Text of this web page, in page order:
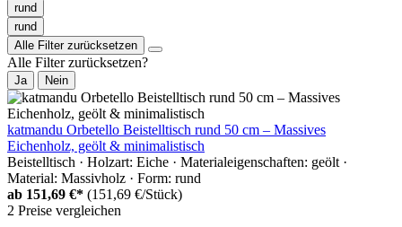
rund
rund
Alle Filter zurücksetzen
Alle Filter zurücksetzen?
Ja Nein
katmandu Orbetello Beistelltisch rund 50 cm – Massives
Eichenholz, geölt & minimalistisch
Beistelltisch · Holzart: Eiche · Materialeigenschaften: geölt ·
Material: Massivholz · Form: rund
ab 151,69 €* (151,69 €/Stück)
2 Preise vergleichen